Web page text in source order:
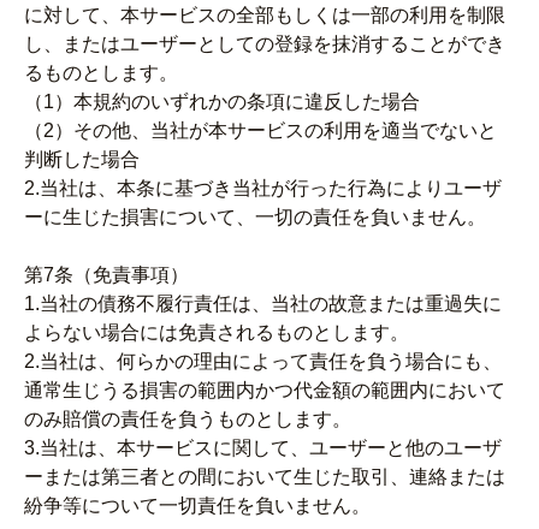
に対して、本サービスの全部もしくは一部の利用を制限
し、またはユーザーとしての登録を抹消することができ
るものとします。
（1）本規約のいずれかの条項に違反した場合
（2）その他、当社が本サービスの利用を適当でないと
判断した場合
2.当社は、本条に基づき当社が行った行為によりユーザ
ーに生じた損害について、一切の責任を負いません。
第7条（免責事項）
1.当社の債務不履行責任は、当社の故意または重過失に
よらない場合には免責されるものとします。
2.当社は、何らかの理由によって責任を負う場合にも、
通常生じうる損害の範囲内かつ代金額の範囲内において
のみ賠償の責任を負うものとします。
3.当社は、本サービスに関して、ユーザーと他のユーザ
ーまたは第三者との間において生じた取引、連絡または
紛争等について一切責任を負いません。